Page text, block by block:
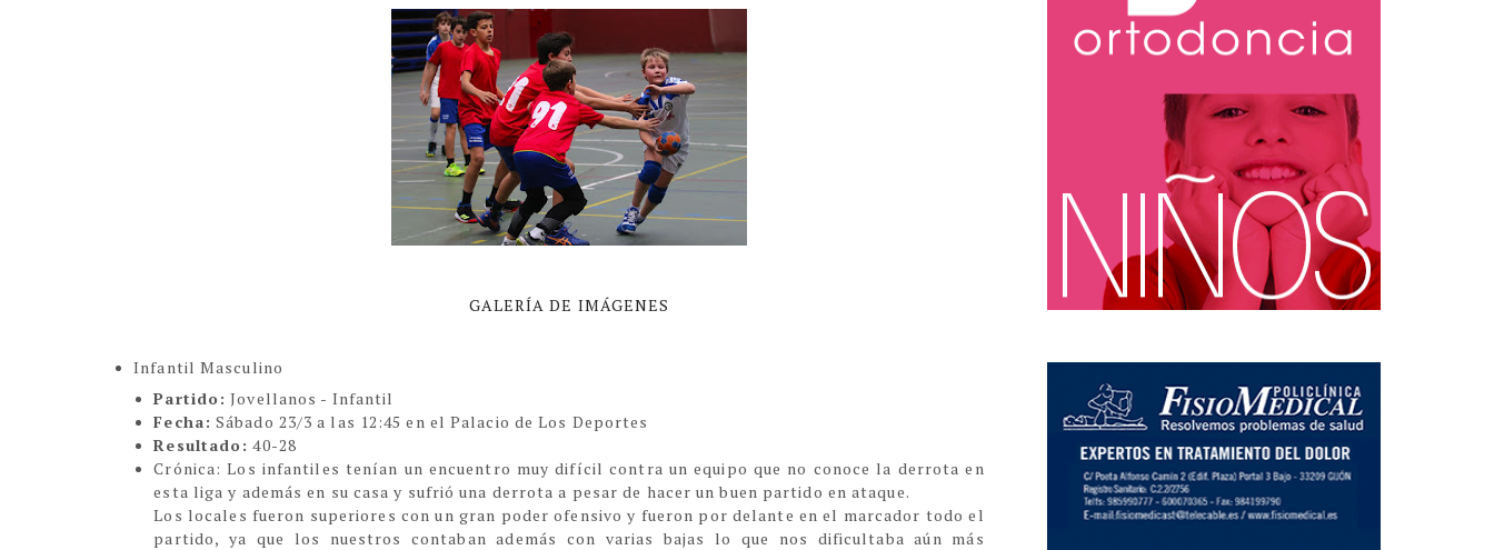
GALERÍA DE IMÁGENES
Infantil Masculino
Partido: Jovellanos - Infantil
Fecha: Sábado 23/3 a las 12:45 en el Palacio de Los Deportes
Resultado: 40-28
Crónica: Los infantiles tenían un encuentro muy difícil contra un equipo que no conoce la derrota en
esta liga y además en su casa y sufrió una derrota a pesar de hacer un buen partido en ataque.
Los locales fueron superiores con un gran poder ofensivo y fueron por delante en el marcador todo el
partido, ya que los nuestros contaban además con varias bajas lo que nos dificultaba aún más